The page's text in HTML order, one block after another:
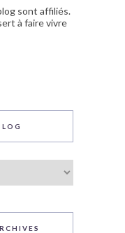
sont affiliés.
à faire vivre